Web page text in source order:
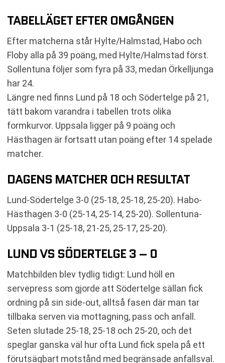
TABELLÄGET EFTER OMGÅNGEN
Efter matcherna står Hylte/Halmstad, Habo och
Floby alla på 39 poäng, med Hylte/Halmstad först.
Sollentuna följer som fyra på 33, medan Örkelljunga
har 24.
Längre ned finns Lund på 18 och Södertelge på 21,
tätt bakom varandra i tabellen trots olika
formkurvor. Uppsala ligger på 9 poäng och
Hästhagen är fortsatt utan poäng efter 14 spelade
matcher.
DAGENS MATCHER OCH RESULTAT
Lund-Södertelge 3-0 (25-18, 25-18, 25-20). Habo-
Hästhagen 3-0 (25-14, 25-14, 25-20). Sollentuna-
Uppsala 3-1 (25-18, 21-25, 25-17, 25-20).
LUND VS SÖDERTELGE 3 – 0
Matchbilden blev tydlig tidigt: Lund höll en
servepress som gjorde att Södertelge sällan fick
ordning på sin side-out, alltså fasen där man tar
tillbaka serven via mottagning, pass och anfall.
Seten slutade 25-18, 25-18 och 25-20, och det
speglar ganska väl hur ofta Lund fick spela på ett
förutsägbart motstånd med begränsade anfallsval.